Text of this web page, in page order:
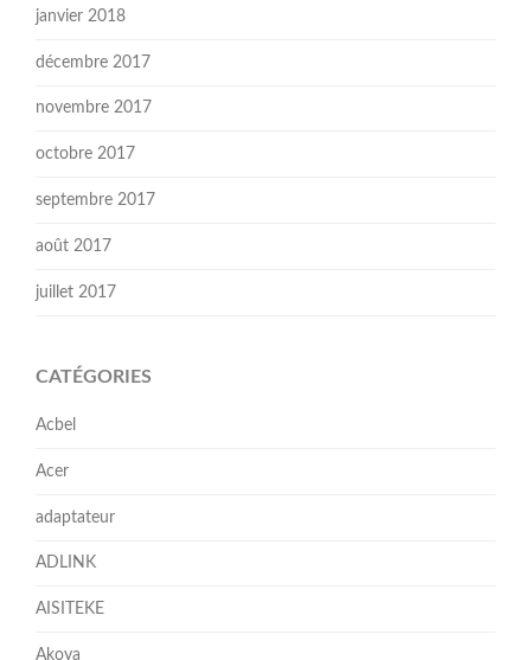
janvier 2018
décembre 2017
novembre 2017
octobre 2017
septembre 2017
août 2017
juillet 2017
CATÉGORIES
Acbel
Acer
adaptateur
ADLINK
AISITEKE
Akoya